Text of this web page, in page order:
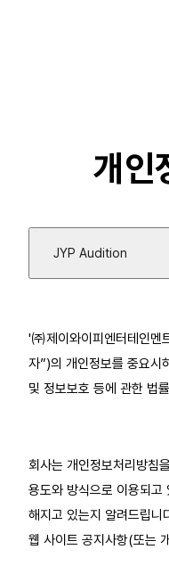
개인
'㈜제이와이피엔터테인멘
자”)의 개인정보를 중요시
및 정보보호 등에 관한 법
회사는 개인정보처리방침
용도와 방식으로 이용되고
해지고 있는지 알려드립니
웹 사이트 공지사항(또는
JYP Audition